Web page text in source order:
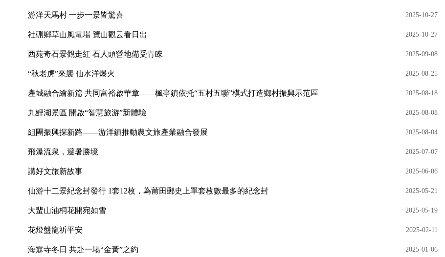
2025-10-27
游洋天馬村 一步一景皆驚喜
2025-10-27
社硎鄉草山風電場 覽山觀云看日出
2025-09-08
西苑奇石景觀走紅 石人頭營地備受青睞
2025-08-25
“秋老虎”來襲 仙水洋爆火
2025-08-18
產城融合繪新篇 共同富裕啟華章——楓亭鎮依托“五村五聯”模式打造鄉村振興示范區
2025-08-08
九鯉湖景區 開啟“智慧旅游”新體驗
2025-08-04
組團振興探新路——游洋鎮推動農文旅產業融合發展
2025-07-07
飛瀑流泉，避暑勝境
2025-06-06
講好文旅新故事
2025-05-21
仙游十二景紀念封發行 1套12枚，為莆田郵史上單套枚數最多的紀念封
2025-05-19
大蜚山油桐花開宛如雪
2025-02-11
花燈盤龍祈平安
2025-01-06
海霖寺冬日 共赴一場“金黃”之約